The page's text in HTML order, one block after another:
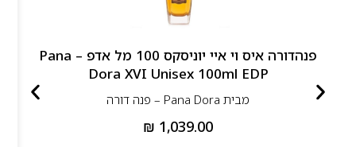
פנהדורה איס וי איי יוניסקס 100 מל אדפ – Pana
Dora XVI Unisex 100ml EDP
מבית Pana Dora – פנה דורה
₪ 1,039.00